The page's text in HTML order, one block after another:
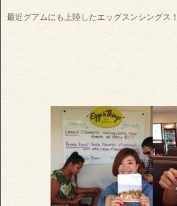
最近グアムにも上陸したエッグスンシングス！